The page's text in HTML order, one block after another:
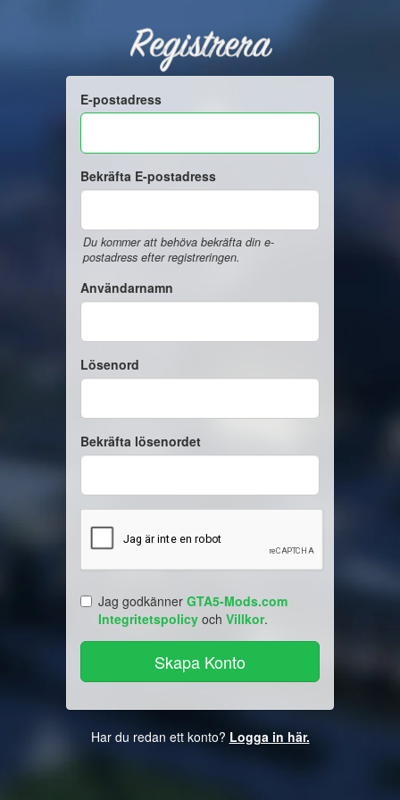
Registrera
E-postadress
Bekräfta E-postadress
Du kommer att behöva bekräfta din e-
postadress efter registreringen.
Användarnamn
Lösenord
Bekräfta lösenordet
Jag godkänner GTA5-Mods.com
Integritetspolicy och Villkor.
Har du redan ett konto? Logga in här.